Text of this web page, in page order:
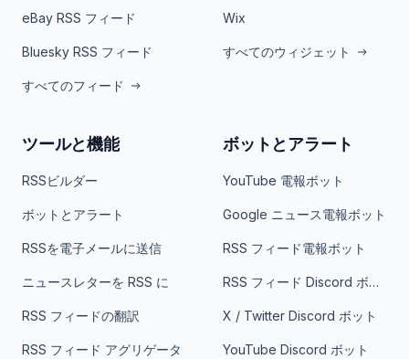
eBay RSS フィード
Bluesky RSS フィード
すべてのフィード
Wix
すべてのウィジェット
ツールと機能
RSSビルダー
ボットとアラート
RSSを電子メールに送信
ニュースレターを RSS に
RSS フィードの翻訳
RSS フィード アグリゲータ
ボットとアラート
YouTube 電報ボット
Google ニュース電報ボット
RSS フィード電報ボット
RSS フィード Discord ボット
X / Twitter Discord ボット
YouTube Discord ボット